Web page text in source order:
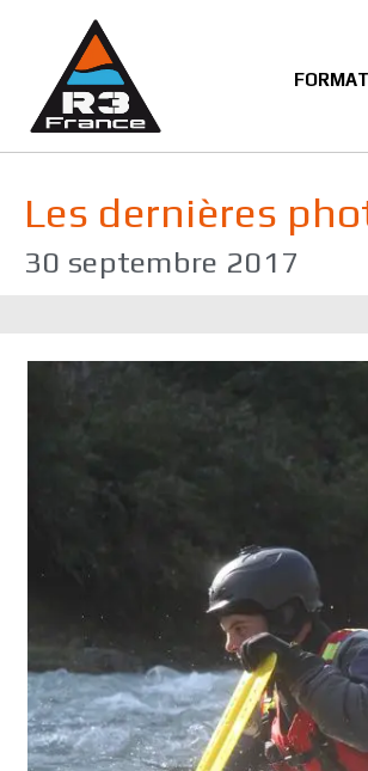
contenu
Les dernières
30 septembre 2017